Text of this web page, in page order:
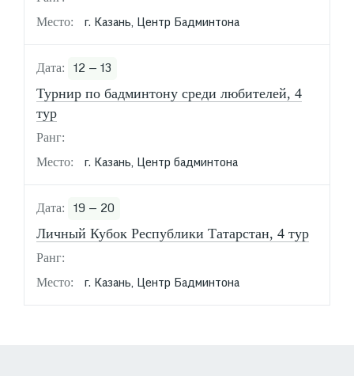
г. Казань, Центр Бадминтона
12 — 13
Турнир по бадминтону среди любителей, 4
тур
г. Казань, Центр бадминтона
19 — 20
Личный Кубок Республики Татарстан, 4 тур
г. Казань, Центр Бадминтона